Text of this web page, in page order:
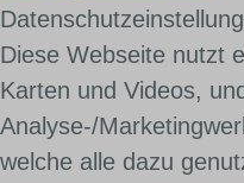
Diese Webseite nutzt
Karten und Videos,
Analyse-/
welche alle dazu